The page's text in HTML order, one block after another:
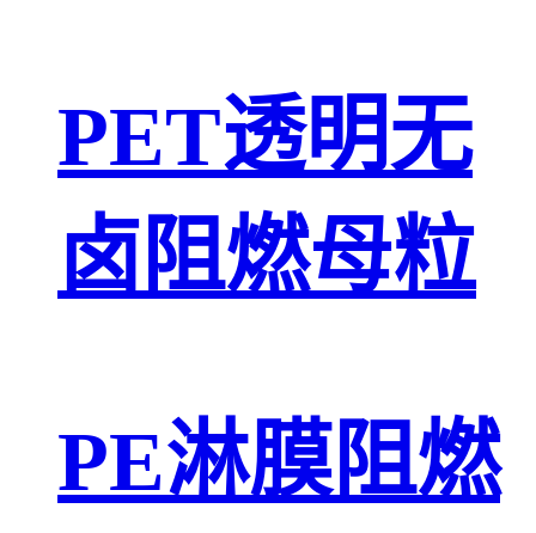
PET透明无
卤阻燃母粒
PE淋膜阻燃